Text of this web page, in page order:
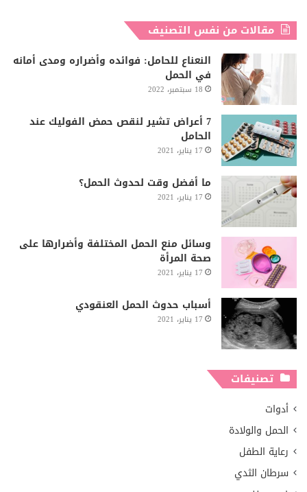
مقالات من نفس التصنيف
النعناع للحامل: فوائده وأضراره ومدى أمانه
في الحمل
18 سبتمبر، 2022
7 أعراض تشير لنقص حمض الفوليك عند
الحامل
17 يناير، 2021
ما أفضل وقت لحدوث الحمل؟
17 يناير، 2021
وسائل منع الحمل المختلفة وأضرارها على
صحة المرأة
17 يناير، 2021
أسباب حدوث الحمل العنقودي
17 يناير، 2021
تصنيفات
أدوات
الحمل والولادة
رعاية الطفل
سرطان الثدي